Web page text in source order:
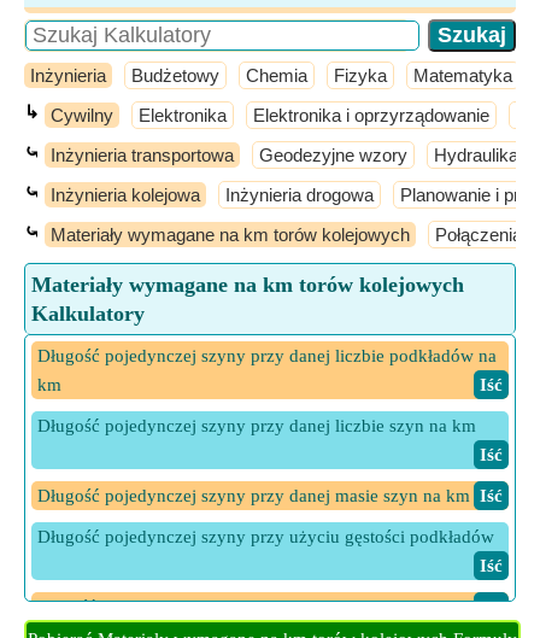
Inżynieria Budżetowy Chemia Fizyka Matematyka
↳ Cywilny Elektronika Elektronika i oprzyrządowanie
⤿ Inżynieria transportowa Geodezyjne wzory Hydraulika i
⤿ Inżynieria kolejowa Inżynieria drogowa Planowanie i
⤿ Materiały wymagane na km torów kolejowych Połączenia
Materiały wymagane na km torów kolejowych
Kalkulatory
Długość pojedynczej szyny przy danej liczbie podkładów na
km
​ Iść
Długość pojedynczej szyny przy danej liczbie szyn na km
​ Iść
Długość pojedynczej szyny przy danej masie szyn na km ​ Iść
Długość pojedynczej szyny przy użyciu gęstości podkładów
​ Iść
Gęstość podkładu ​ Iść